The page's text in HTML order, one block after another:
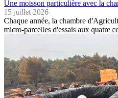
Une moisson particulière avec la
15 juillet 2026
Chaque année, la chambre
micro-parcelles d'essais aux quatre